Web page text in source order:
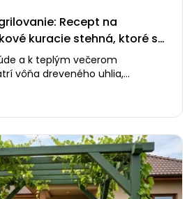
Recept na
kuracie stehná, ktoré si
a k teplým večerom
vôňa dreveného uhlia,
s priateľmi…